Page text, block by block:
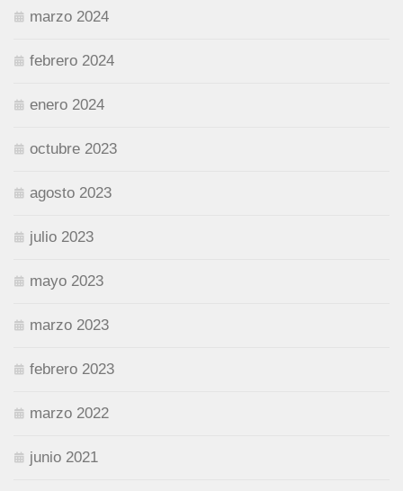
marzo 2024
febrero 2024
enero 2024
octubre 2023
agosto 2023
julio 2023
mayo 2023
marzo 2023
febrero 2023
marzo 2022
junio 2021